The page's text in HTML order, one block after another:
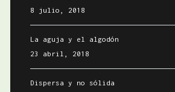
8 julio, 2018
La aguja y el algodón
23 abril, 2018
Dispersa y no sólida